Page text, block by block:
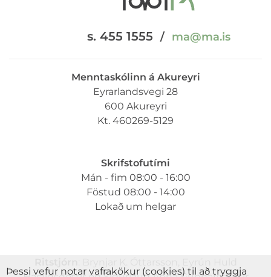
s. 455 1555 / ma@ma.is
Menntaskólinn á Akureyri
Eyrarlandsvegi 28
600 Akureyri
Kt. 460269-5129
Skrifstofutími
Mán - fim 08:00 - 16:00
Föstud 08:00 - 14:00
Lokað um helgar
Þessi vefur notar vafrakökur (cookies) til að tryggja